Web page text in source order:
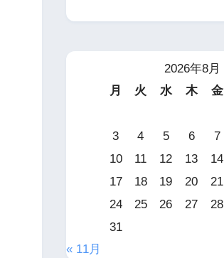
2026年8月
月
火 水 木 金
3
4 5 6 7
10
11 12 13 14
17
18 19 20 21
24
25 26 27 28
31
« 11月